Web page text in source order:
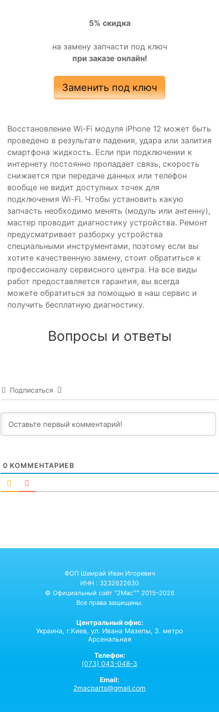
5% скидка
на замену запчасти под ключ
при заказе онлайн!
Заменить под ключ
Восстановление Wi-Fi модуля iPhone 12 может быть
проведено в результате падения, удара или залития
смартфона жидкость. Если при подключении к
интернету постоянно пропадает связь, скорость
снижается при передаче данных или телефон
вообще не видит доступных точек для
подключения Wi-Fi. Чтобы установить какую
запчасть необходимо менять (модуль или антенну),
мастер проводит диагностику устройства. Ремонт
предусматривает разборку устройства
специальными инструментами, поэтому если вы
хотите качественную замену, стоит обратиться к
профессионалу сервисного центра. На все виды
работ предоставляется гарантия, вы всегда
можете обратиться за помощью в наш сервис и
получить бесплатную диагностику.
Вопросы и ответы
Подписаться
0 КОММЕНТАРИЕВ
ФОП Шамрай Иван Игоревич
ИНН : 3232622630
© Официальный сайт "2Mac™" 2015–2026
Все права защищены.
Центральный офис:
Украина, г.Киев, ул. Ивана Мазепы, 3. метро
Арсенальная
Телефон:
(073) 043-048-3
Email:
2macparts@gmail.com